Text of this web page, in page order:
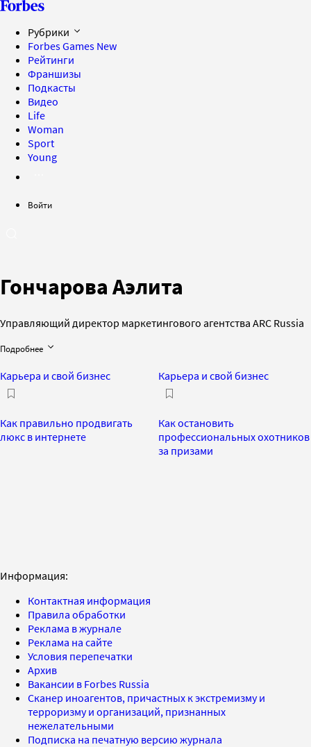
Рубрики
Forbes Games New
Рейтинги
Франшизы
Подкасты
Видео
Life
Woman
Sport
Young
Войти
Гончарова Аэлита
Управляющий директор маркетингового агентства ARC Russia
Подробнее
Карьера и свой бизнес
Как правильно продвигать
люкс в интернете
Карьера и свой бизнес
Как остановить
профессиональных охотников
за призами
Информация:
Контактная информация
Правила обработки
Реклама в журнале
Реклама на сайте
Условия перепечатки
Архив
Вакансии в Forbes Russia
Сканер иноагентов, причастных к экстремизму и
терроризму и организаций, признанных
нежелательными
Подписка на печатную версию журнала